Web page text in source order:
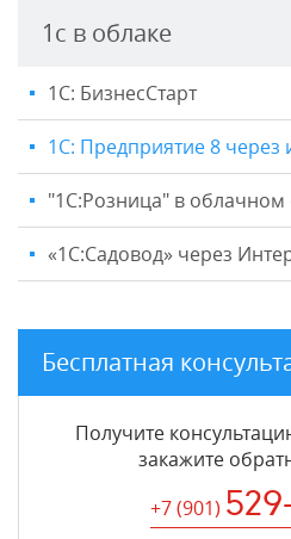
1с в облаке
1С: БизнесСтарт
1С: Предприятие 8 через
"1C:Розница" в
«1С:Садовод» через
Бесплатная
Получите
закажите
+7 (901)